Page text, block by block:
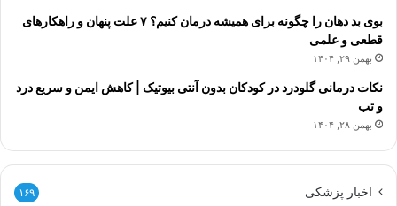
بوی بد دهان را چگونه برای همیشه درمان کنیم؟ ۷ علت پنهان و راهکارهای
قطعی و علمی
بهمن ۲۹, ۱۴۰۴
نکات درمانی گلودرد در کودکان بدون آنتی بیوتیک | کاهش ایمن و سریع درد
و تب
بهمن ۲۸, ۱۴۰۴
اخبار پزشکی ۱۶۹